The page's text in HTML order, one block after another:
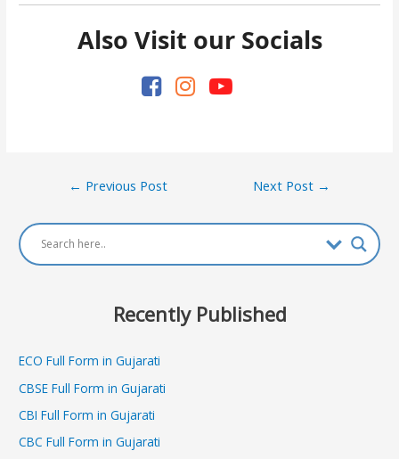
Also Visit our Socials
Post
← Previous Post Next Post →
Recently Published
ECO Full Form in Gujarati
CBSE Full Form in Gujarati
CBI Full Form in Gujarati
CBC Full Form in Gujarati